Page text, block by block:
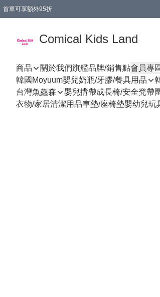
首單可享額外95折
Comical Kids Land
商品 關於我們旗艦品牌/銷售點會員專
韓國Moyuum嬰兒奶瓶/牙膠/餐具用品
台灣魚鱻森
嬰兒揹帶成長椅/安全凳帶
衣物/家居清潔用品車墊/座椅墊嬰幼兒玩